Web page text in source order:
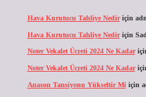
Hava Kurutucu Tahliye Nediriçin
Hava Kurutucu Tahliye Nediriçin
Noter Vekalet Ücreti 2024 Ne Kadar
Noter Vekalet Ücreti 2024 Ne Kadar
Anason Tansiyonu Yükseltir Mi için